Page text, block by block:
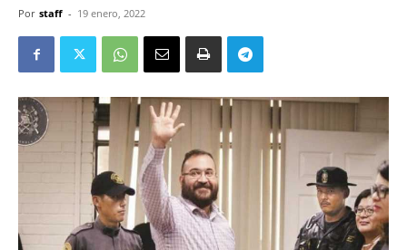
Por staff - 19 enero, 2022